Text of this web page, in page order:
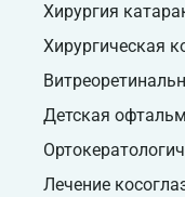
Хирургия
Хирургическая
Детская
Лечение